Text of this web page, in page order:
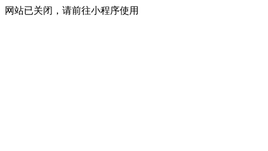
网站已关闭，请前往小程序使用